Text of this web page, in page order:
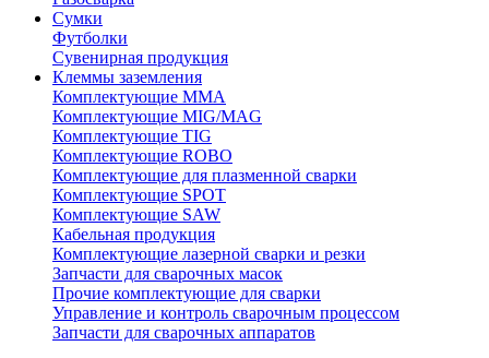
Сумки
Футболки
Сувенирная продукция
Клеммы заземления
Комплектующие ММА
Комплектующие MIG/MAG
Комплектующие TIG
Комплектующие ROBO
Комплектующие для плазменной сварки
Комплектующие SPOT
Комплектующие SAW
Кабельная продукция
Комплектующие лазерной сварки и резки
Запчасти для сварочных масок
Прочие комплектующие для сварки
Управление и контроль сварочным процессом
Запчасти для сварочных аппаратов